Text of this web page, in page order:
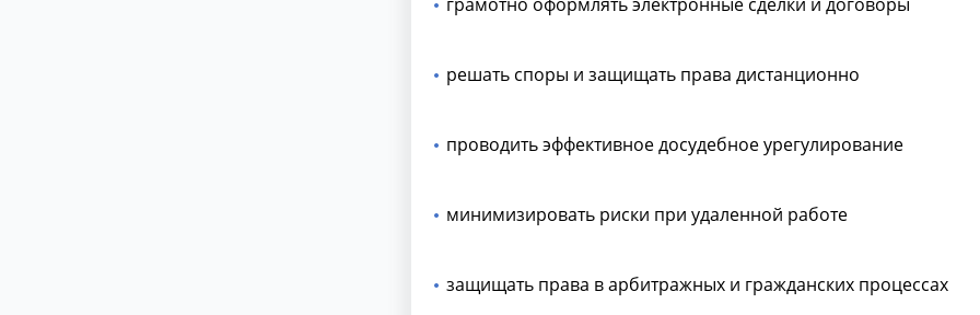
грамотно оформлять электронные сделки и договоры
решать споры и защищать права дистанционно
проводить эффективное досудебное урегулирование
минимизировать риски при удаленной работе
защищать права в арбитражных и гражданских процессах